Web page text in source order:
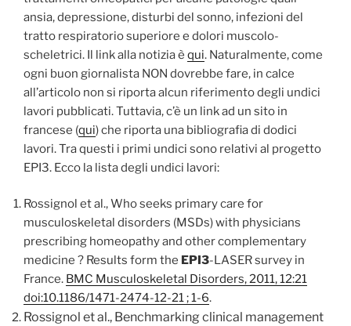
ansia, depressione, disturbi del sonno, infezioni del
tratto respiratorio superiore e dolori muscolo-
scheletrici. Il link alla notizia è qui. Naturalmente, come
ogni buon giornalista NON dovrebbe fare, in calce
all’articolo non si riporta alcun riferimento degli undici
lavori pubblicati. Tuttavia, c’è un link ad un sito in
francese (qui) che riporta una bibliografia di dodici
lavori. Tra questi i primi undici sono relativi al progetto
EPI3. Ecco la lista degli undici lavori:
Rossignol et al., Who seeks primary care for
musculoskeletal disorders (MSDs) with physicians
prescribing homeopathy and other complementary
medicine ? Results form the EPI3-LASER survey in
France. BMC Musculoskeletal Disorders, 2011, 12:21
doi:10.1186/1471-2474-12-21 ; 1-6.
Rossignol et al., Benchmarking clinical management